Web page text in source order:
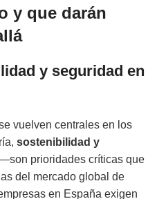
y que darán
y seguridad en
vuelven centrales en los
sostenibilidad y
prioridades críticas que
del mercado global de
en España exigen